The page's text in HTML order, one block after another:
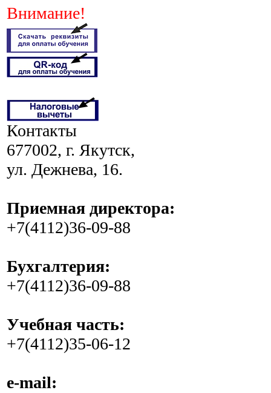
Внимание!
Контакты
677002, г. Якутск,
ул. Дежнева, 16.
Приемная директора:
+7(4112)36-09-88
Бухгалтерия:
+7(4112)36-09-88
Учебная часть:
+7(4112)35-06-12
e-mail: